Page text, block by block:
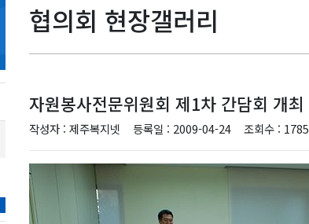
협의회 현장갤러리
자원봉사전문위원회 제1차 간담회 개최
작성자 : 제주복지넷 등록일 : 2009-04-24 조회수 : 1785